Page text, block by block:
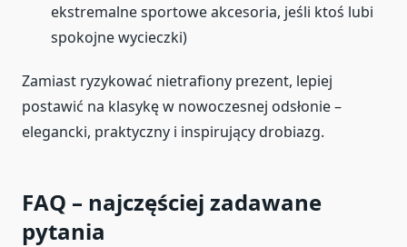
ekstremalne sportowe akcesoria, jeśli ktoś lubi
spokojne wycieczki)
Zamiast ryzykować nietrafiony prezent, lepiej
postawić na klasykę w nowoczesnej odsłonie –
elegancki, praktyczny i inspirujący drobiazg.
FAQ – najczęściej zadawane
pytania